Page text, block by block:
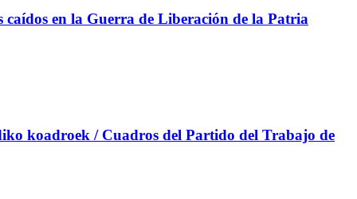
en la Guerra de Liberación de la Patria
koadroek / Cuadros del Partido del Trabajo de